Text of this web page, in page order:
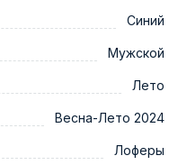
Синий
Мужской
Лето
Весна-Лето 2024
Лоферы